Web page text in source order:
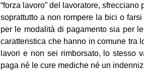
“forza lavoro” del lavoratore,
soprattutto a non rompere la bici o
per le modalità di pagamento sia per
caratteristica che hanno in comune tra
lavori e non sei rimborsato, lo stesso
paga né le cure mediche né un